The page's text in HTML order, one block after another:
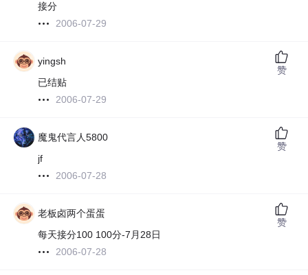
接分
2006-07-29
yingsh
已结贴
2006-07-29
赞
魔鬼代言人5800
jf
2006-07-28
赞
老板卤两个蛋蛋
每天接分100 100分-7月28日
2006-07-28
赞